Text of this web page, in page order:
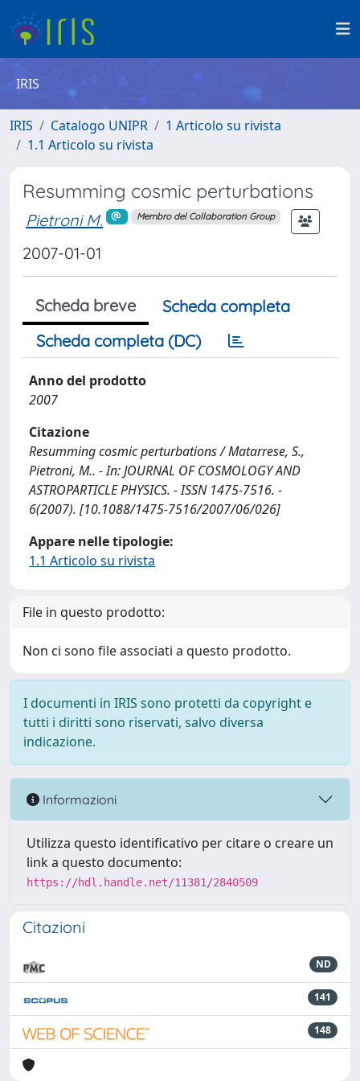
IRIS
IRIS Catalogo UNIPR
1 Articolo su rivista
1.1 Articolo su rivista
Resumming cosmic perturbations
Pietroni M. Membro del Collaboration Group
2007-01-01
Scheda breve
Scheda completa
Scheda completa (DC)
Anno del prodotto
2007
Citazione
Resumming cosmic perturbations / Matarrese, S.,
Pietroni, M.. - In: JOURNAL OF COSMOLOGY AND
ASTROPARTICLE PHYSICS. - ISSN 1475-7516. -
6(2007). [10.1088/1475-7516/2007/06/026]
Appare nelle tipologie:
1.1 Articolo su rivista
File in questo prodotto:
Non ci sono file associati a questo prodotto.
I documenti in IRIS sono protetti da copyright e
tutti i diritti sono riservati, salvo diversa
indicazione.
Informazioni
Utilizza questo identificativo per citare o creare un
link a questo documento:
https://hdl.handle.net/11381/2840509
Citazioni
ND
141
148